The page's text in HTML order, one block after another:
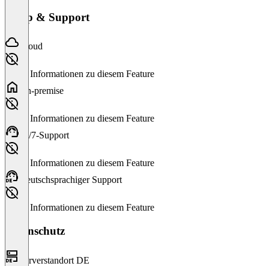
Setup & Support
Cloud
Keine Informationen zu diesem Feature
On-premise
Keine Informationen zu diesem Feature
24/7-Support
Keine Informationen zu diesem Feature
Deutschsprachiger Support
Keine Informationen zu diesem Feature
Datenschutz
Serverstandort DE